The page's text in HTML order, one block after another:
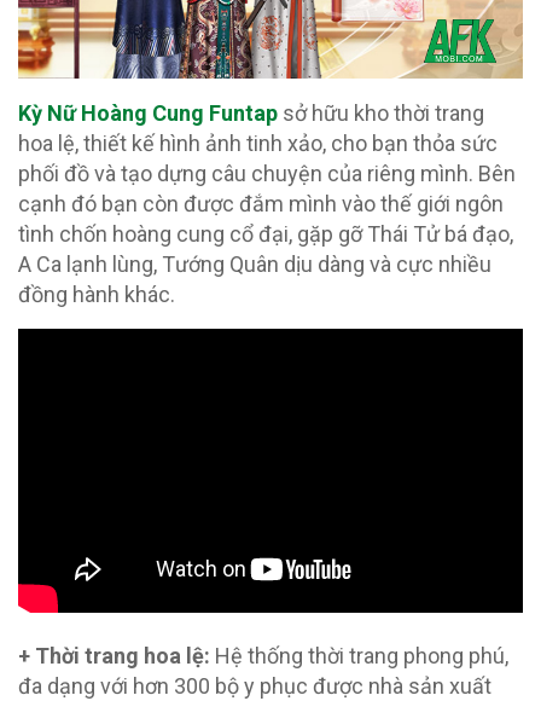
Kỳ Nữ Hoàng Cung Funtap sở hữu kho thời trang
hoa lệ, thiết kế hình ảnh tinh xảo, cho bạn thỏa sức
phối đồ và tạo dựng câu chuyện của riêng mình. Bên
cạnh đó bạn còn được đắm mình vào thế giới ngôn
tình chốn hoàng cung cổ đại, gặp gỡ Thái Tử bá đạo,
A Ca lạnh lùng, Tướng Quân dịu dàng và cực nhiều
đồng hành khác.
+ Thời trang hoa lệ: Hệ thống thời trang phong phú,
đa dạng với hơn 300 bộ y phục được nhà sản xuất